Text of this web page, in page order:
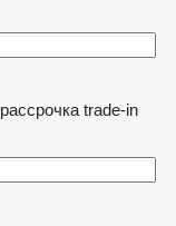
рассрочка trade-in